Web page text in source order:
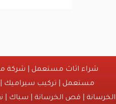
شراء اثاث مستعمل|شركة
مستعمل|تركيب سيراميك|
| قص الخرسانة | سباك |نقل